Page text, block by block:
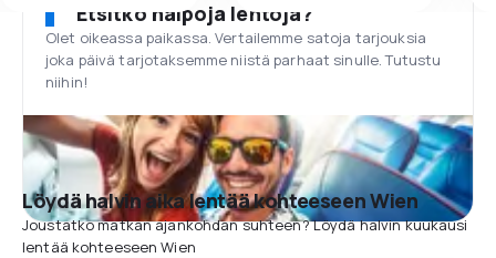
Etsitkö halpoja lentoja?
Olet oikeassa paikassa. Vertailemme satoja tarjouksia
joka päivä tarjotaksemme niistä parhaat sinulle. Tutustu
niihin!
Löydä halvin aika lentää kohteeseen Wien
Joustatko matkan ajankohdan suhteen? Löydä halvin kuukausi
lentää kohteeseen Wien